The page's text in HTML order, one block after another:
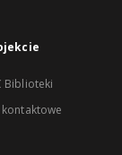
Biblioteki